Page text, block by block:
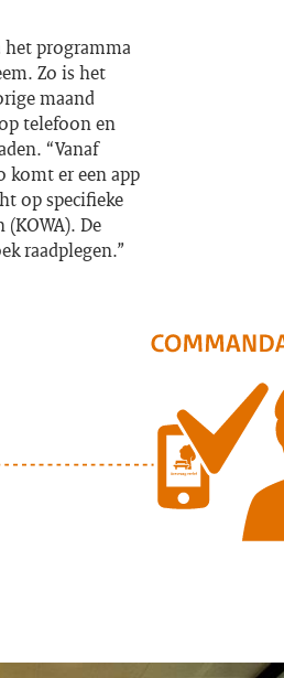
het programma
Zo is het
maand
telefoon en
“Vanaf
komt er een app
op specifieke
De
raadplegen.”